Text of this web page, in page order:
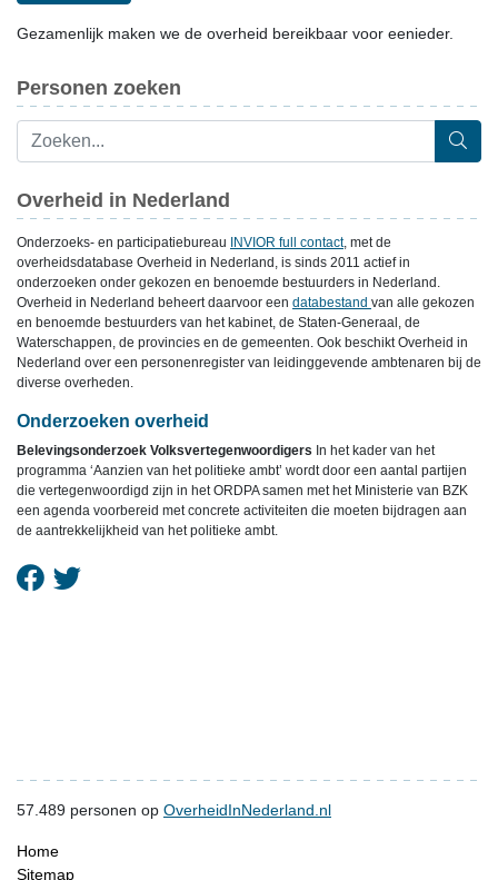
Gezamenlijk maken we de overheid bereikbaar voor eenieder.
Personen zoeken
Overheid in Nederland
Onderzoeks- en participatiebureau INVIOR full contact, met de
overheidsdatabase Overheid in Nederland, is sinds 2011 actief in
onderzoeken onder gekozen en benoemde bestuurders in Nederland.
Overheid in Nederland beheert daarvoor een databestand van alle gekozen
en benoemde bestuurders van het kabinet, de Staten-Generaal, de
Waterschappen, de provincies en de gemeenten. Ook beschikt Overheid in
Nederland over een personenregister van leidinggevende ambtenaren bij de
diverse overheden.
Onderzoeken overheid
Belevingsonderzoek Volksvertegenwoordigers In het kader van het
programma ‘Aanzien van het politieke ambt’ wordt door een aantal partijen
die vertegenwoordigd zijn in het ORDPA samen met het Ministerie van BZK
een agenda voorbereid met concrete activiteiten die moeten bijdragen aan
de aantrekkelijkheid van het politieke ambt.
57.489 personen op OverheidInNederland.nl
Home
Sitemap